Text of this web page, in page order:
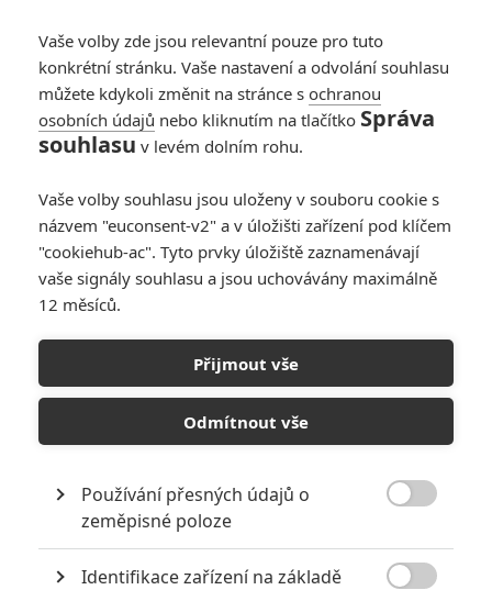
zmizelého dívky jménem Claire
(Mary Elizabeth Winstead), která
se stala obětí vlivu záhadné
sekty, s žádostí o pomoc k jejímu
navrácení. Dr. Roth se totiž
považuje a sám pokládá za
kteří chtějí manipulovat druhými. Pro rodiče Claire je tak jedinou
nadějí. Vida příležitost, jak se zbavit obrovského dluhu u svého
zaměstnavatele, Roth nabídku přijme. Po tom, jak se mu podaří
zmocnit se Claire a dočasně ji " uvěznit " v motelovém pokoji kvůli
opětovnému setkání se zoufalými rodiči, se sám ocitne ve zvláštní
situaci, která mu nečekaně dopomůže k náhlému " probuzení " a
KOMENTÁŘE 0
PŘIDAT NOVÝ KOMENTÁŘ
Vaše volby zde jsou relevantní pouze pro tuto
konkrétní stránku. Vaše nastavení a odvolání souhlasu
můžete kdykoli změnit na stránce s ochranou
osobních údajů nebo kliknutím na tlačítko Správa
souhlasu v levém dolním rohu.
Vaše volby souhlasu jsou uloženy v souboru cookie s
názvem "euconsent-v2" a v úložišti zařízení pod klíčem
"cookiehub-ac". Tyto prvky úložiště zaznamenávají
vaše signály souhlasu a jsou uchovávány maximálně
12 měsíců.
Přijmout vše
Odmítnout vše
Používání přesných údajů o
zeměpisné poloze
Identifikace zařízení na základě